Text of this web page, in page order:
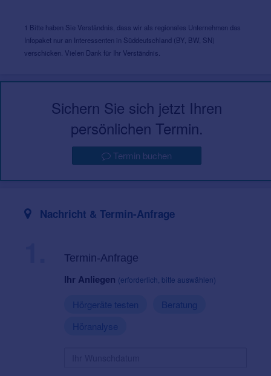
1 Bitte haben Sie Verständnis, dass wir als regionales Unternehmen das
Infopaket nur an Interessenten in Süddeutschland (BY, BW, SN)
verschicken. Vielen Dank für Ihr Verständnis.
Sichern Sie sich jetzt Ihren
persönlichen Termin.
Termin buchen
Nachricht & Termin-Anfrage
Termin-Anfrage
Ihr Anliegen (erforderlich, bitte auswählen)
Hörgeräte testen
Beratung
Höranalyse